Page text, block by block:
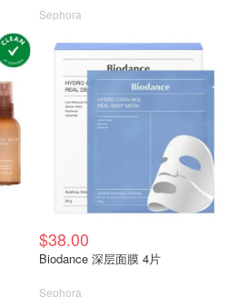
Sephora
$38.00
Biodance 深层面膜 4片
Sephora